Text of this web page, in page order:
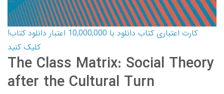
کارت اعتباری کتاب دانلود با 10,000,000 اعتبار دانلود کتاب!
کلیک کنید
The Class Matrix: Social Theory
after the Cultural Turn